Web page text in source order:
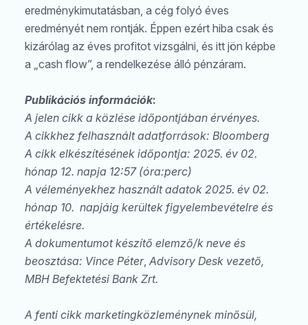
eredménykimutatásban, a cég folyó éves
eredményét nem rontják. Éppen ezért hiba csak és
kizárólag az éves profitot vizsgálni, és itt jön képbe
a „cash flow”, a rendelkezése álló pénzáram.
Publikációs információk:
A jelen cikk a közlése időpontjában érvényes.
A cikkhez felhasznált adatforrások: Bloomberg
A cikk elkészítésének időpontja: 2025. év 02.
hónap 12. napja 12:57 (óra:perc)
A véleményekhez használt adatok 2025. év 02.
hónap 10. napjáig kerültek figyelembevételre és
értékelésre.
A dokumentumot készítő elemző/k neve és
beosztása: Vince Péter, Advisory Desk vezető,
MBH Befektetési Bank Zrt.
A fenti cikk marketingközleménynek minősül,